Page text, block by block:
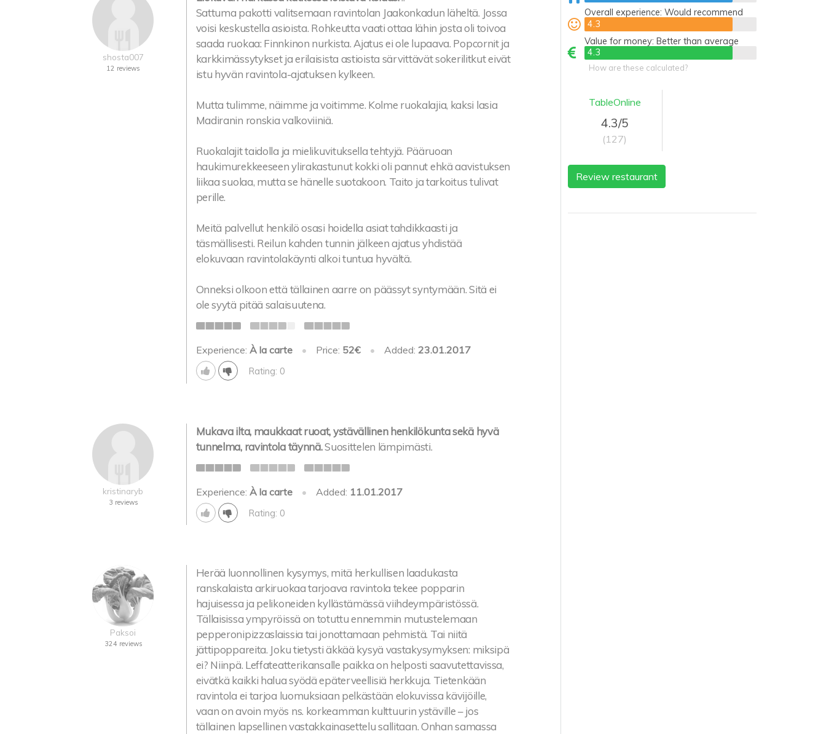
Overall experience:Would recommend
4.3
4.3
Value for money:Better than average
4.3
4.3
How are these calculated?
TableOnline
4.3/5
(127)
Review restaurant
shosta007
12 reviews
Sattuma pakotti valitsemaan ravintolan Jaakonkadun läheltä. Jossa
voisi keskustella asioista. Rohkeutta vaati ottaa lähin josta oli toivoa
saada ruokaa: Finnkinon nurkista. Ajatus ei ole lupaava. Popcornit ja
karkkimässytykset ja erilaisista astioista särvittävät sokerilitkut eivät
istu hyvän ravintola-ajatuksen kylkeen.
Mutta tulimme, näimme ja voitimme. Kolme ruokalajia, kaksi lasia
Madiranin ronskia valkoviiniä.
Ruokalajit taidolla ja mielikuvituksella tehtyjä. Pääruoan
haukimurekkeeseen ylirakastunut kokki oli pannut ehkä aavistuksen
liikaa suolaa, mutta se hänelle suotakoon. Taito ja tarkoitus tulivat
perille.
Meitä palvellut henkilö osasi hoidella asiat tahdikkaasti ja
täsmällisesti. Reilun kahden tunnin jälkeen ajatus yhdistää
elokuvaan ravintolakäynti alkoi tuntua hyvältä.
Onneksi olkoon että tällainen aarre on päässyt syntymään. Sitä ei
ole syytä pitää salaisuutena.
Experience: À la carte • Price: 52€ • Added: 23.01.2017
Rating: 0
kristinaryb
3 reviews
Mukava ilta, maukkaat ruoat, ystävällinen henkilökunta sekä hyvä
tunnelma, ravintola täynnä.Suosittelen lämpimästi.
Experience: À la carte • Added: 11.01.2017
Rating: 0
Paksoi
324 reviews
Herää luonnollinen kysymys, mitä herkullisen laadukasta
ranskalaista arkiruokaa tarjoava ravintola tekee popparin
hajuisessa ja pelikoneiden kyllästämässä viihdeympäristössä.
Tällaisissa ympyröissä on totuttu ennemmin mutustelemaan
pepperonipizzaslaissia tai jonottamaan pehmistä. Tai niitä
jättipoppareita. Joku tietysti äkkää kysyä vastakysymyksen: miksipä
ei? Niinpä. Leffateatterikansalle paikka on helposti saavutettavissa,
eivätkä kaikki halua syödä epäterveellisiä herkkuja. Tietenkään
ravintola ei tarjoa luomuksiaan pelkästään elokuvissa kävijöille,
vaan on avoin myös ns. korkeamman kulttuurin ystäville – jos
tällainen lapsellinen vastakkainasettelu sallitaan. Onhan samassa